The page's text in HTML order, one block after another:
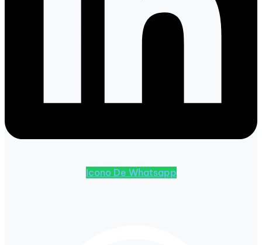
Icono De Whatsapp